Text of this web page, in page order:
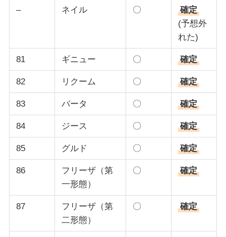
– ネイル 〇
確定
(予想外
れた)
81 ギニュー 〇 確定
82 リクーム 〇 確定
83 バータ 〇 確定
84 ジース 〇 確定
85 グルド 〇 確定
86
フリーザ（第
一形態）
〇 確定
87
フリーザ（第
二形態）
〇 確定